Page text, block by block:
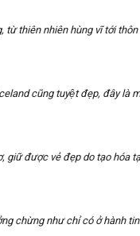
từ thiên nhiên hùng vĩ tới thôn
cũng tuyệt đẹp, đây là
giữ được vẻ đẹp do tạo hóa
chừng như chỉ có ở hành